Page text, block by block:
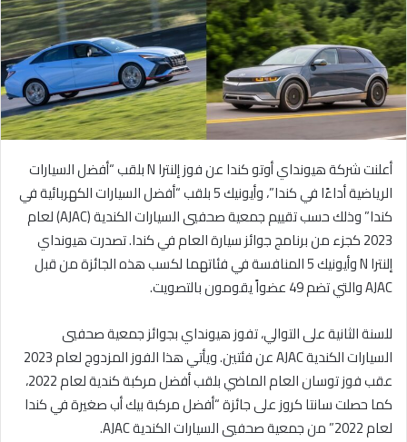
ل
ب
ر
ي
د
ل
ك
ت
ر
و
ن
ا
أعلنت شركة هيونداي أوتو كندا عن فوز إلنترا N بلقب “أفضل السيارات
الرياضية أداءًا في كندا”، وأيونيك 5 بلقب “أفضل السيارات الكهربائية في
كندا” وذلك حسب تقييم جمعية صحفيي السيارات الكندية (AJAC) لعام
2023 كجزء من برنامج جوائز سيارة العام في كندا. تصدرت هيونداي
إلنترا N وأيونيك 5 المنافسة في فئاتهما لكسب هذه الجائزة من قبل
AJAC والتي تضم 49 عضواً يقومون بالتصويت.
للسنة الثانية على التوالي، تفوز هيونداي بجوائز جمعية صحفيي
السيارات الكندية AJAC عن فئتين. ويأتي هذا الفوز المزدوج لعام 2023
عقب فوز توسان العام الماضي بلقب أفضل مركبة كندية لعام 2022،
كما حصلت سانتا كروز على جائزة “أفضل مركبة بيك أب صغيرة في كندا
لعام 2022” من جمعية صحفيي السيارات الكندية AJAC.